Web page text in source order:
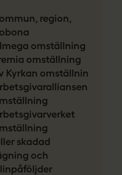
region,
omställning
omställning
Kyrkan omställning
skadad
och